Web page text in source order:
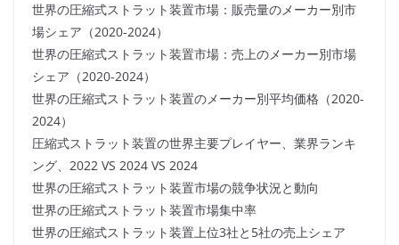
世界の圧縮式ストラット装置市場：販売量のメーカー別市
場シェア（2020-2024）
世界の圧縮式ストラット装置市場：売上のメーカー別市場
シェア（2020-2024）
世界の圧縮式ストラット装置のメーカー別平均価格（2020-
2024）
圧縮式ストラット装置の世界主要プレイヤー、業界ランキ
ング、2022 VS 2024 VS 2024
世界の圧縮式ストラット装置市場の競争状況と動向
世界の圧縮式ストラット装置市場集中率
世界の圧縮式ストラット装置上位3社と5社の売上シェア